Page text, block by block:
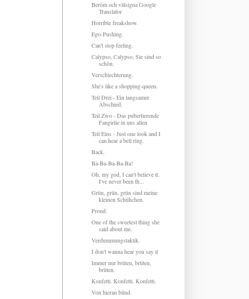
Beröm och välsigna Google
Translator
Horrible freakshow.
Ego-Pushing.
Can't stop feeling.
Calypso, Calypso, Sie sind so
schön.
Verschlechterung.
She's like a shopping-queen.
Teil Drei - Ein langsamer
Abschied.
Teil Zwo - Das pubertierende
Fangirlie in uns allen
Teil Eins - Just one look and I
can hear a bell ring.
Back.
Ba-Ba-Ba-Ba-Ba!
Oh, my god, I can't believe it.
I've never been th...
Grün, grün, grün sind meine
kleinen Schühchen.
Proud.
One of the sweetest thing she
said about me.
Verdummungstaktik.
I don't wanna hear you say it
Immer nur brüten, brüten,
brüten.
Konfetti. Konfetti. Konfetti.
Von hieran blind.